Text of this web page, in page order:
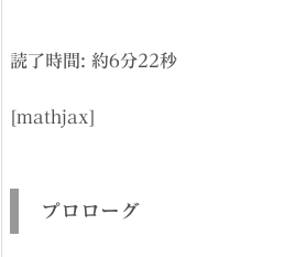
読了時間: 約6分22秒
[mathjax]
プロローグ